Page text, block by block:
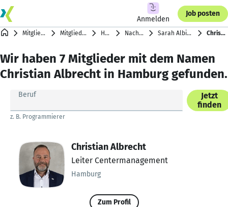
Anmelden
Job posten
Mitgliederverzeichnis Mitglieder nach Städten Hamburg Nachnamen mit A Sarah Albishi … Oliver Albrecht Christian Albrecht
Wir haben 7 Mitglieder mit dem Namen
Christian Albrecht in Hamburg gefunden.
Beruf
z. B. Programmierer
Jetzt
finden
Christian Albrecht
Leiter Centermanagement
Hamburg
Zum Profil